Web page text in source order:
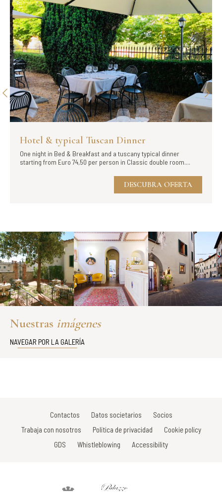
Hotel & typical Tuscan Dinner
One night in Bed & Breakfast and a tuscany typical dinner
starting from Euro 74,50 per person in Classic double room....
DESCUBRA OFERTA
Nuestras imágenes
NAVEGAR POR LA GALERÍA
Contactos Datos societarios
Socios
Trabaja con nosotros
Política de privacidad
Cookie policy
GDS
Whistleblowing Accessibility